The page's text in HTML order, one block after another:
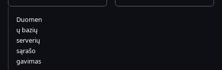
Duomen
ų bazių
serverių
sąrašo
gavimas